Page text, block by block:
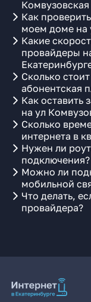
Как
моем доме на
Какие
провайдеры
Сколько
абонентская
Как оставить
на ул
Сколько
интернета в
Нужен ли
подключения?
Можно ли
мобильной
Что делать,
провайдера?